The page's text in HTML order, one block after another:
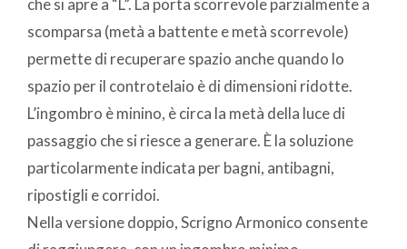
che si apre a “L”. La porta scorrevole parzialmente a
scomparsa (metà a battente e metà scorrevole)
permette di recuperare spazio anche quando lo
spazio per il controtelaio è di dimensioni ridotte.
L’ingombro è minino, è circa la metà della luce di
passaggio che si riesce a generare. È la soluzione
particolarmente indicata per bagni, antibagni,
ripostigli e corridoi.
Nella versione doppio, Scrigno Armonico consente